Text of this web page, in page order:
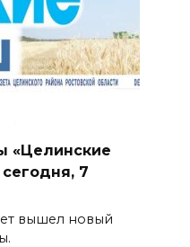
«Целинские
7
вышел новый